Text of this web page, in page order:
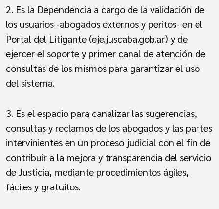
2. Es la Dependencia a cargo de la validación de
los usuarios -abogados externos y peritos- en el
Portal del Litigante (eje.juscaba.gob.ar) y de
ejercer el soporte y primer canal de atención de
consultas de los mismos para garantizar el uso
del sistema.
3. Es el espacio para canalizar las sugerencias,
consultas y reclamos de los abogados y las partes
intervinientes en un proceso judicial con el fin de
contribuir a la mejora y transparencia del servicio
de Justicia, mediante procedimientos ágiles,
fáciles y gratuitos.